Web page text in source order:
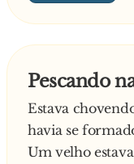
Pescando
Estava
havia se
Um velho